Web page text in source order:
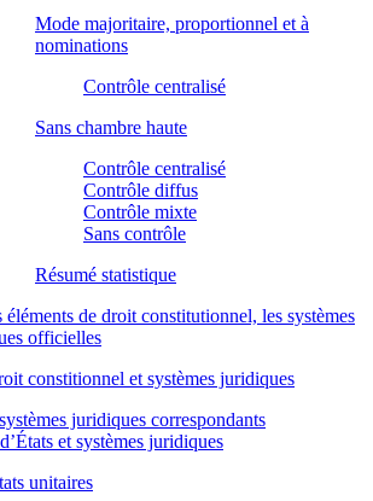
Mode majoritaire, proportionnel et à
nominations
Contrôle centralisé
Sans chambre haute
Contrôle centralisé
Contrôle diffus
Contrôle mixte
Sans contrôle
Résumé statistique
de droit constitutionnel, les systèmes
officielles
constitionnel et systèmes juridiques
juridiques correspondants
et systèmes juridiques
unitaires